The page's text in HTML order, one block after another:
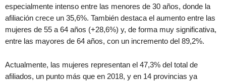
especialmente intenso entre las menores de 30 años, donde la
afiliación crece un 35,6%. También destaca el aumento entre las
mujeres de 55 a 64 años (+28,6%) y, de forma muy significativa,
entre las mayores de 64 años, con un incremento del 89,2%.
Actualmente, las mujeres representan el 47,3% del total de
afiliados, un punto más que en 2018, y en 14 provincias ya